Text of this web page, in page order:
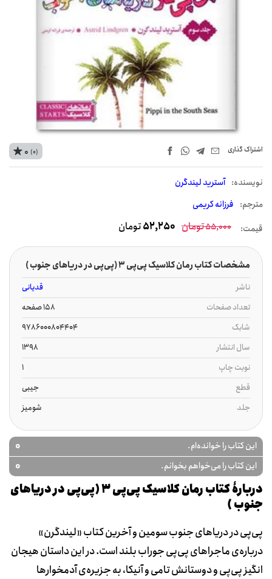
اشتراک‌ گذاری
نويسنده: آسترید لیندگرن
مترجم: فرزانه کریمی
0 (0)
قیمت: 55,000تومان 52,250تومان
مشخصات کتاب رمان کلاسیک پی‌پی 3 (پی‌پی در دریاهای جنوب )
ناشر
قدیانی
تعداد صفحات
158 صفحه
شابک
9786000804404
سال انتشار
1398
نوبت چاپ
1
قطع
جیبی
جلد
شومیز
این کتاب را خوانده‌ام. 0
این کتاب را می‌خواهم بخوانم. 0
دربارۀ کتاب رمان کلاسیک پی‌پی 3 (پی‌پی در دریاهای
جنوب )
پی‌پی در دریا‌های جنوب سومین و آخرین کتاب «لیندگرن»
درباره‌ی ماجراهای پی‌پی جوراب بلند است. در این داستان هیجان
انگیز پی‌پی و دوستانش تامی و آنیکا، به جزیره‌ی آدمخوارها